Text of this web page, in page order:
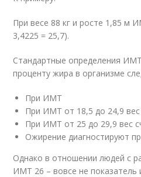
При весе 88 кг и росте 1,85 м
3,4225 = 25,7).
Стандартные определения
проценту жира в организме
При ИМТ
При ИМТ от 18,5 до 24,9
При ИМТ от 25 до 29,9 вес
Ожирение диагностируют
Однако в отношении людей с
ИМТ 26 – вовсе не показатель